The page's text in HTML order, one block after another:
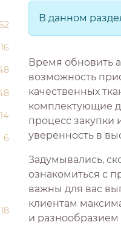
16
14
6
18
В данном
Время обновить
возможность
качественных
комплектующие
процесс закупки
уверенность в
Задумывались,
ознакомиться с
важны для вас
клиентам
и разнообразием